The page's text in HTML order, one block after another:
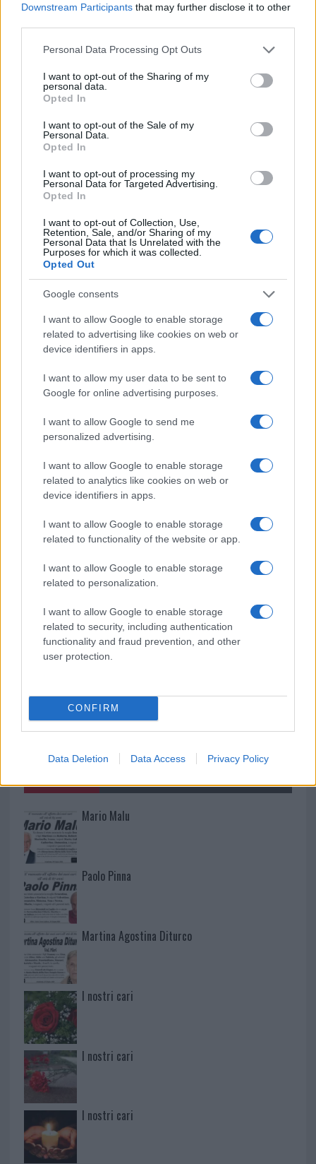
Downstream Participants that may further disclose it to other
Please note that this website/app uses one or more Google
not limited to your visit or usage behaviour. You may click to
grant or deny consent to Google and its third-party tags to
use your data for below specified purposes in below Google
consent section.
Personal Data Processing Opt Outs
I want to opt-out of the Sharing of my
personal data.
Opted In
I want to opt-out of the Sale of my
Personal Data.
Opted In
I want to opt-out of processing my
Personal Data for Targeted Advertising.
Opted In
I want to opt-out of Collection, Use,
Retention, Sale, and/or Sharing of my
Personal Data that Is Unrelated with the
Purposes for which it was collected.
Opted Out
Google consents
I want to allow Google to enable storage
related to advertising like cookies on web or
device identifiers in apps.
I want to allow my user data to be sent to
Google for online advertising purposes.
I want to allow Google to send me
personalized advertising.
I want to allow Google to enable storage
related to analytics like cookies on web or
device identifiers in apps.
I want to allow Google to enable storage
related to functionality of the website or app.
I want to allow Google to enable storage
related to personalization.
I want to allow Google to enable storage
related to security, including authentication
functionality and fraud prevention, and other
user protection.
CONFIRM
Data Deletion Data Access Privacy Policy
Condividi l'articolo
F
a
ce
b
o
o
k
T
w
it
te
r
Pi
n
te
re
st
W
h
s
A
p
S
h
re
NOTIZIE RECENTI
Gallura
vivo: un amico vip svela come fa
Calangianus, dopo le polemiche il centro
accoglienza minori chiude
Olbia, divieto di sosta contro spaccio e degrado:
Pausa caffè impeccabile: come scegliere la
soluzione ideale per la casa e l’ufficio
Monte Pino, la fine di un lungo dolore: storia e
rinascita della strada che segnò la Gallura
Raid nelle campagne di Berchidda, rischio per
la rete elettrica
Mario Malu
Paolo Pinna
Martina Agostina Diturco
I nostri cari
I nostri cari
I nostri cari